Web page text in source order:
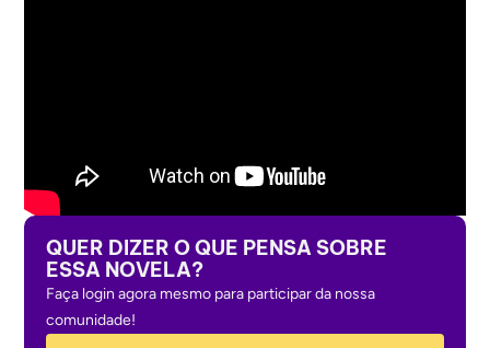
QUER DIZER O QUE PENSA SOBRE
ESSA NOVELA?
Faça login agora mesmo para participar da nossa
comunidade!